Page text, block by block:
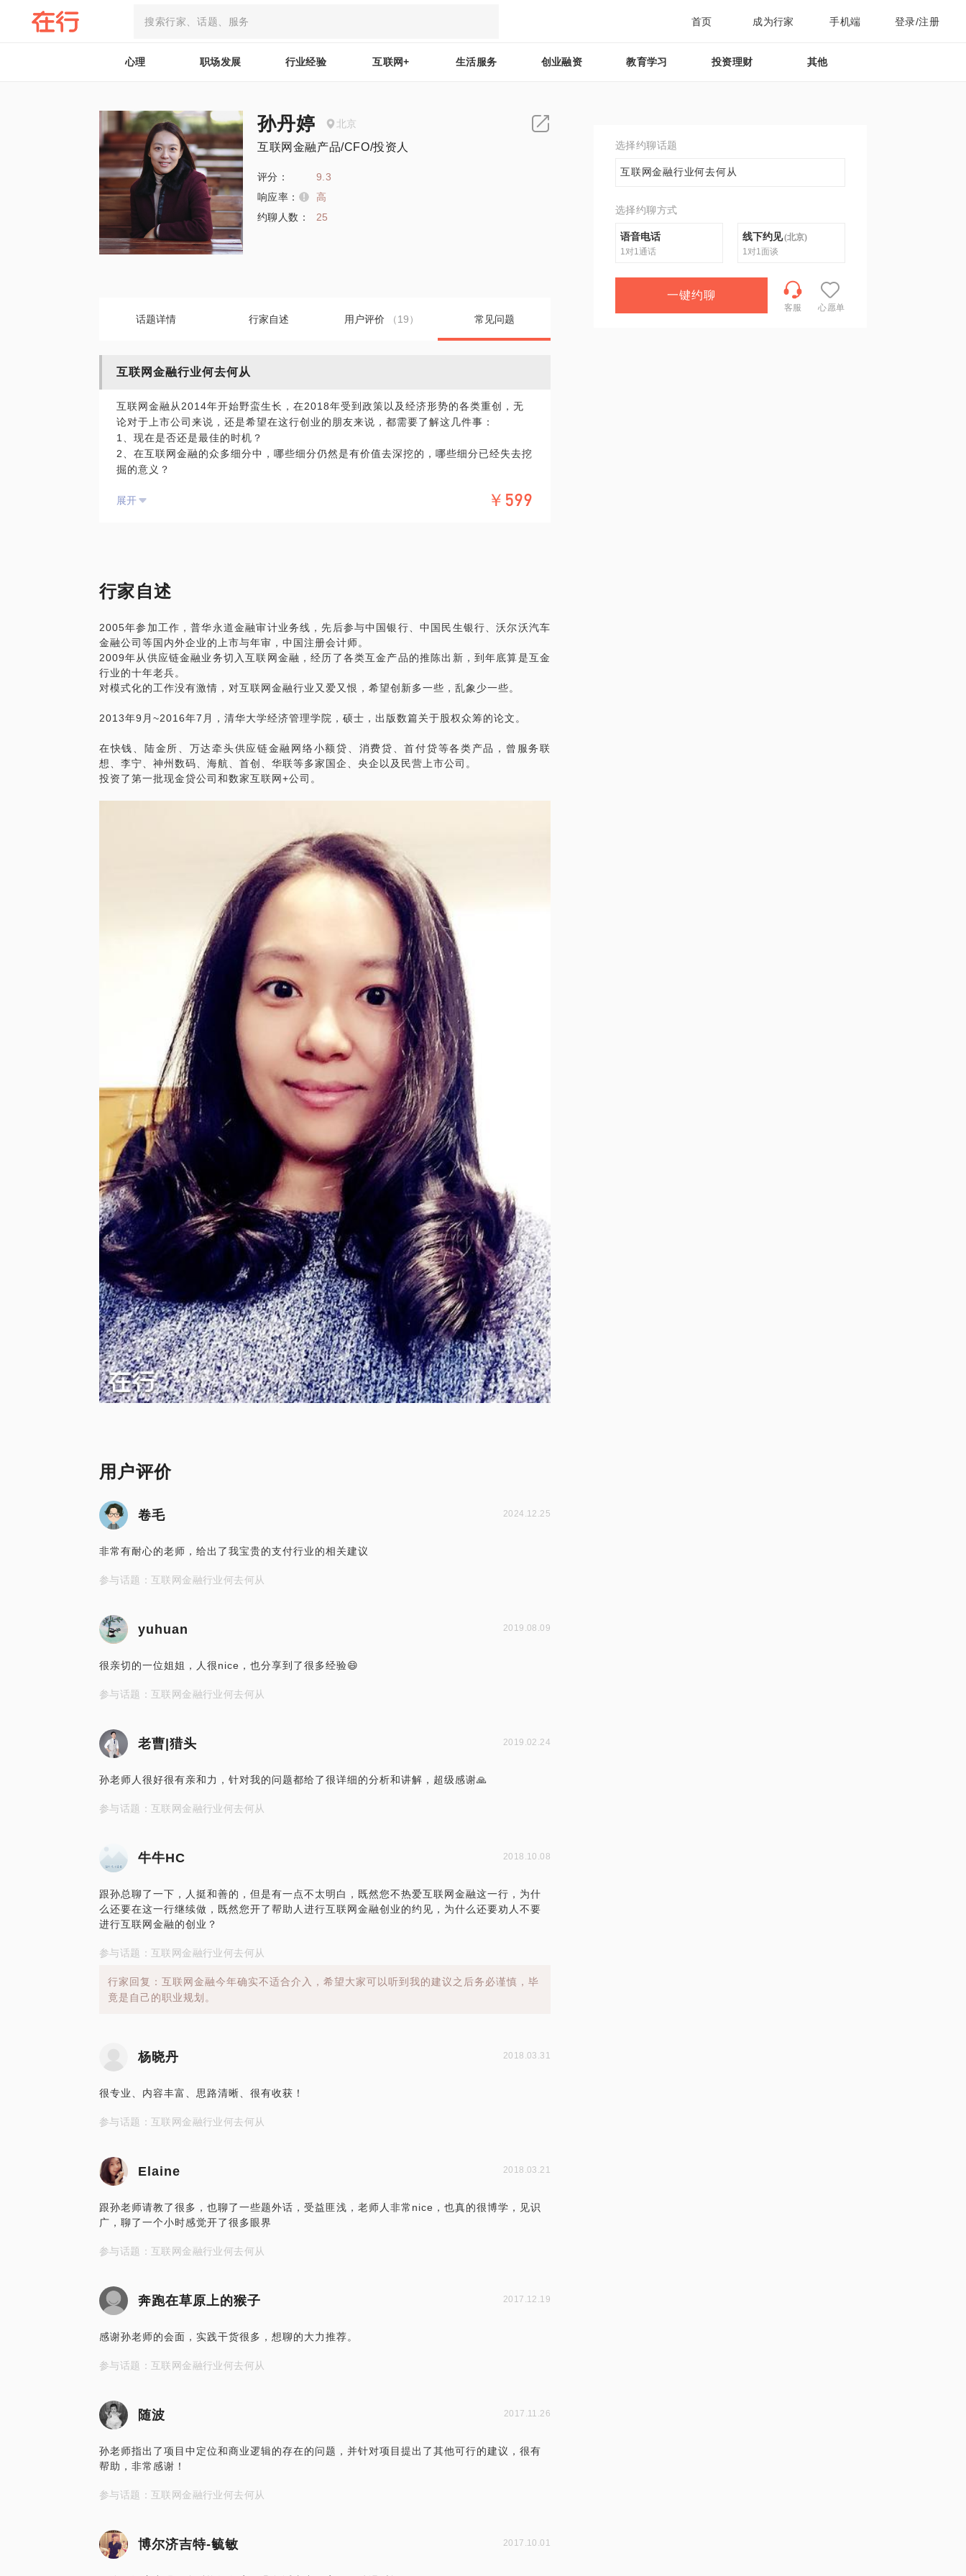
首页 成为行家 手机端 登录/注册
心理 职场发展 行业经验 互联网+ 生活服务 创业融资 教育学习 投资理财 其他
孙丹婷 北京
互联网金融产品/CFO/投资人
评分：
9.3
响应率：
高
约聊人数：
25
话题详情 行家自述 用户评价 （19） 常见问题
互联网金融行业何去何从
互联网金融从2014年开始野蛮生长，在2018年受到政策以及经济形势的各类重创，无
论对于上市公司来说，还是希望在这行创业的朋友来说，都需要了解这几件事：
1、现在是否还是最佳的时机？
2、在互联网金融的众多细分中，哪些细分仍然是有价值去深挖的，哪些细分已经失去挖
掘的意义？
已经过去的2018年和即将过去的2019年都是艰难的，未来互联网金融将何去何从？我
展开 ￥599
行家自述
2005年参加工作，普华永道金融审计业务线，先后参与中国银行、中国民生银行、沃尔沃汽车
金融公司等国内外企业的上市与年审，中国注册会计师。
2009年从供应链金融业务切入互联网金融，经历了各类互金产品的推陈出新，到年底算是互金
行业的十年老兵。
对模式化的工作没有激情，对互联网金融行业又爱又恨，希望创新多一些，乱象少一些。
2013年9月~2016年7月，清华大学经济管理学院，硕士，出版数篇关于股权众筹的论文。
在快钱、陆金所、万达牵头供应链金融网络小额贷、消费贷、首付贷等各类产品，曾服务联
想、李宁、神州数码、海航、首创、华联等多家国企、央企以及民营上市公司。
投资了第一批现金贷公司和数家互联网+公司。
用户评价
卷毛 2024.12.25
非常有耐心的老师，给出了我宝贵的支付行业的相关建议
参与话题：互联网金融行业何去何从
yuhuan 2019.08.09
很亲切的一位姐姐，人很nice，也分享到了很多经验😄
参与话题：互联网金融行业何去何从
老曹|猎头 2019.02.24
孙老师人很好很有亲和力，针对我的问题都给了很详细的分析和讲解，超级感谢🙏
参与话题：互联网金融行业何去何从
牛牛HC 2018.10.08
跟孙总聊了一下，人挺和善的，但是有一点不太明白，既然您不热爱互联网金融这一行，为什
么还要在这一行继续做，既然您开了帮助人进行互联网金融创业的约见，为什么还要劝人不要
进行互联网金融的创业？
参与话题：互联网金融行业何去何从
行家回复：互联网金融今年确实不适合介入，希望大家可以听到我的建议之后务必谨慎，毕
竟是自己的职业规划。
杨晓丹 2018.03.31
很专业、内容丰富、思路清晰、很有收获！
参与话题：互联网金融行业何去何从
Elaine 2018.03.21
跟孙老师请教了很多，也聊了一些题外话，受益匪浅，老师人非常nice，也真的很博学，见识
广，聊了一个小时感觉开了很多眼界
参与话题：互联网金融行业何去何从
奔跑在草原上的猴子 2017.12.19
感谢孙老师的会面，实践干货很多，想聊的大力推荐。
参与话题：互联网金融行业何去何从
随波 2017.11.26
孙老师指出了项目中定位和商业逻辑的存在的问题，并针对项目提出了其他可行的建议，很有
帮助，非常感谢！
参与话题：互联网金融行业何去何从
博尔济吉特-毓敏 2017.10.01
选择约聊话题
互联网金融行业何去何从
选择约聊方式
语音电话
1对1通话
线下约见(北京)
1对1面谈
一键约聊
客服 心愿单